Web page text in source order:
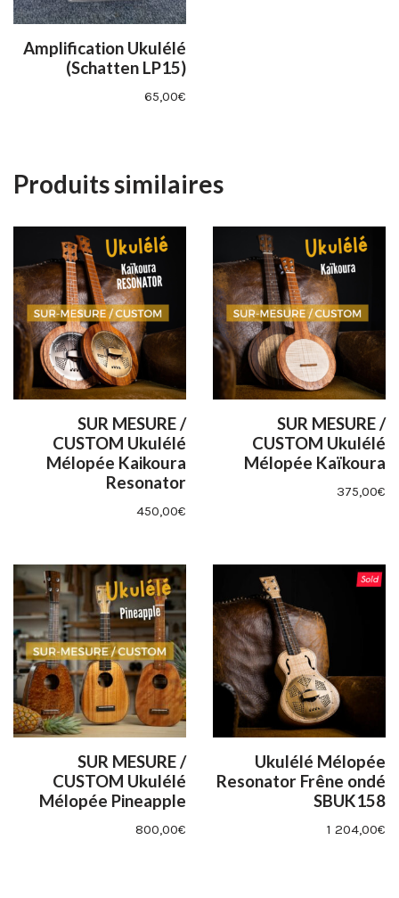
Amplification Ukulélé
(Schatten LP15)
65,00€
Produits similaires
SUR MESURE /
CUSTOM Ukulélé
Mélopée Kaikoura
Resonator
450,00€
SUR MESURE /
CUSTOM Ukulélé
Mélopée Kaïkoura
375,00€
SUR MESURE /
CUSTOM Ukulélé
Mélopée Pineapple
800,00€
Ukulélé Mélopée
Resonator Frêne ondé
SBUK158
1 204,00€